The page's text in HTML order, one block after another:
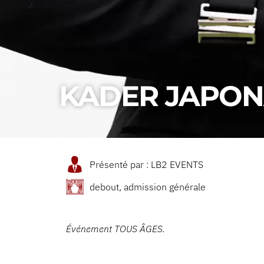
KADER
Présenté par : LB2 EVENTS
debout, admission générale
Événement TOUS ÂGES.